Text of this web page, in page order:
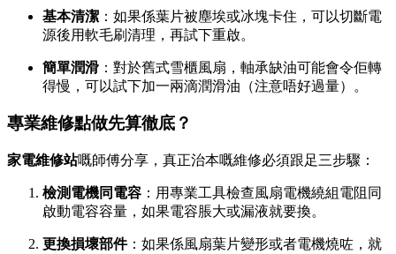
基本清潔 ：如果係葉片被塵埃或冰塊卡住，可以切斷電
源後用軟毛刷清理，再試下重啟。
簡單潤滑 ：對於舊式雪櫃風扇，軸承缺油可能會令佢轉
得慢，可以試下加一兩滴潤滑油（注意唔好過量）。
專業維修點做先算徹底？
家電維修站嘅師傅分享，真正治本嘅維修必須跟足三步驟：
檢測電機同電容 ：用專業工具檢查風扇電機繞組電阻同
啟動電容容量，如果電容脹大或漏液就要換。
更換損壞部件：如果係風扇葉片變形或者電機燒咗，就